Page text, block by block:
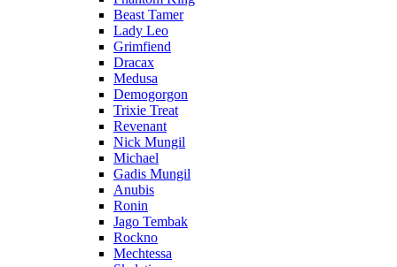
Beast Tamer
Lady Leo
Grimfiend
Dracax
Medusa
Demogorgon
Trixie Treat
Revenant
Nick Mungil
Michael
Gadis Mungil
Anubis
Ronin
Jago Tembak
Rockno
Mechtessa